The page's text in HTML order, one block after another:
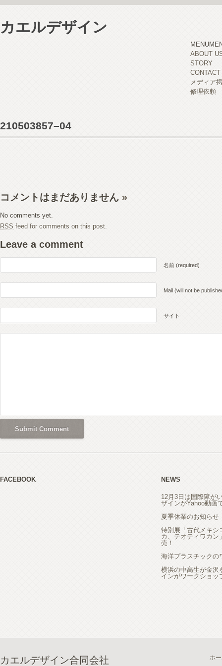
カエルデザイン
MENU
ABOUT
STORY
CONTACT
メディア
修理依頼
210503857–04
コメントはまだありません »
No comments yet.
RSS feed for comments on this post.
Leave a comment
名前 (required)
Mail (will not be
サイト
FACEBOOK NEWS
12月3日は国際障が
ザインがYahoo動画
夏季休業のお知らせ
特別展「古代メキ
カ、テオティワカン
売！
海洋プラスチックの
横浜の中高生が金沢
インがワークショッ
カエルデザイン合同会社 ホ